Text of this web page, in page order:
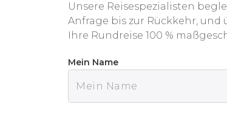
Unsere Reisespezialisten
Anfrage bis zur Rückkehr,
Ihre Rundreise 100 %
Mein Name